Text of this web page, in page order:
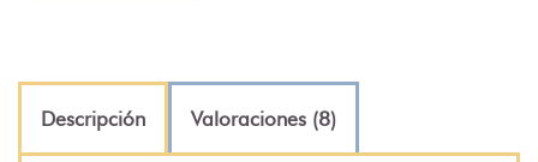
Descripción Valoraciones (8)